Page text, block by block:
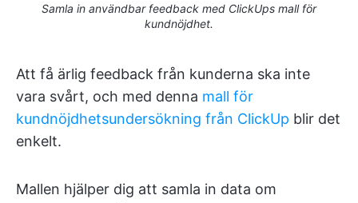
Samla in användbar feedback med ClickUps mall för
kundnöjdhet.
Att få ärlig feedback från kunderna ska inte
vara svårt, och med denna mall för
kundnöjdhetsundersökning från ClickUp blir det
enkelt.
Mallen hjälper dig att samla in data om